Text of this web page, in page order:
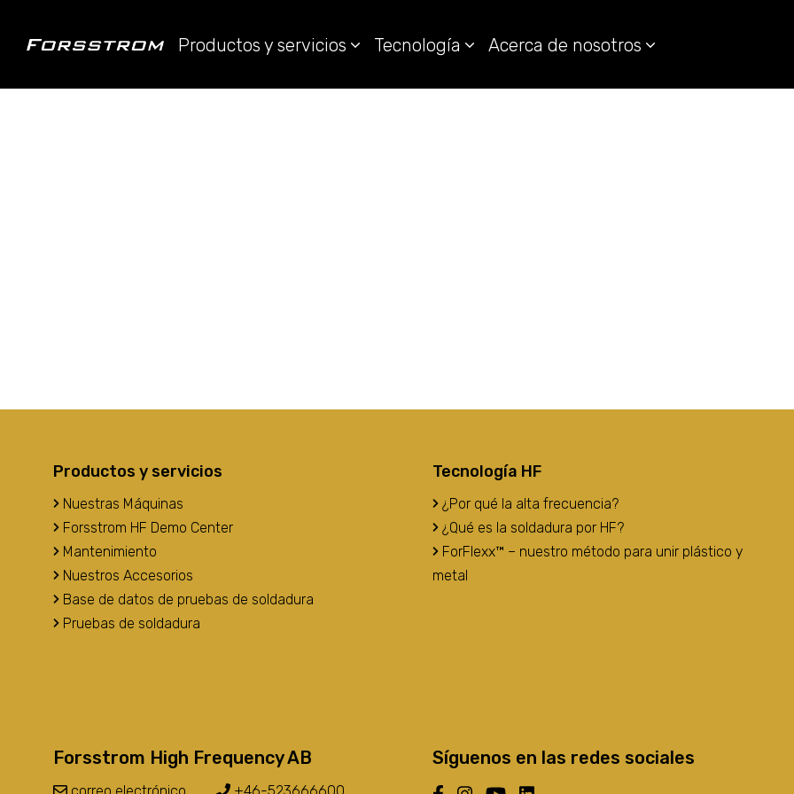
Productos y servicios Tecnología Acerca de nosotros
Productos y servicios
Nuestras Máquinas
Forsstrom HF Demo Center
Mantenimiento
Nuestros Accesorios
Base de datos de pruebas de soldadura
Pruebas de soldadura
Tecnología HF
¿Por qué la alta frecuencia?
¿Qué es la soldadura por HF?
ForFlexx™ – nuestro método para unir plástico y
metal
Forsstrom High Frequency AB Síguenos en las redes sociales